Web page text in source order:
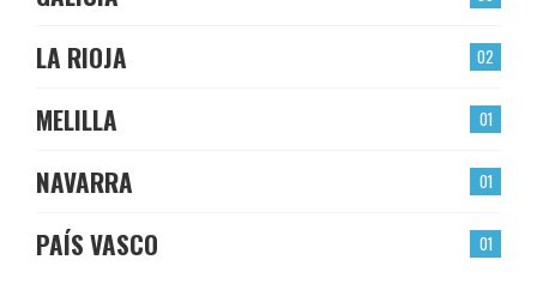
02
LA RIOJA
01
MELILLA
01
NAVARRA
01
PAÍS VASCO